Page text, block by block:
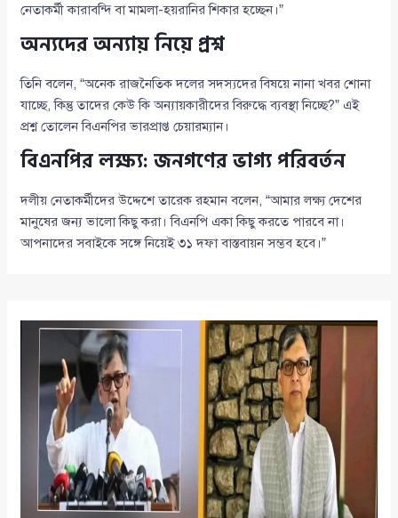
নেতাকর্মী কারাবন্দি বা মামলা-হয়রানির শিকার হচ্ছেন।”
অন্যদের অন্যায় নিয়ে প্রশ্ন
তিনি বলেন, “অনেক রাজনৈতিক দলের সদস্যদের বিষয়ে নানা খবর শোনা
যাচ্ছে, কিন্তু তাদের কেউ কি অন্যায়কারীদের বিরুদ্ধে ব্যবস্থা নিচ্ছে?” এই
প্রশ্ন তোলেন বিএনপির ভারপ্রাপ্ত চেয়ারম্যান।
বিএনপির লক্ষ্য: জনগণের ভাগ্য পরিবর্তন
দলীয় নেতাকর্মীদের উদ্দেশে তারেক রহমান বলেন, “আমার লক্ষ্য দেশের
মানুষের জন্য ভালো কিছু করা। বিএনপি একা কিছু করতে পারবে না।
আপনাদের সবাইকে সঙ্গে নিয়েই ৩১ দফা বাস্তবায়ন সম্ভব হবে।”